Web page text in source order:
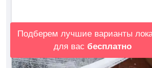
Подберем лучшие варианты
для вас бесплатно